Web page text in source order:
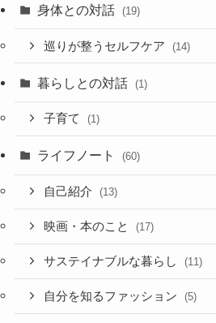
身体との対話 (19)
巡りが整うセルフケア (14)
暮らしとの対話 (1)
子育て (1)
ライフノート (60)
自己紹介 (13)
映画・本のこと (17)
サステイナブルな暮らし (11)
自分を知るファッション (5)